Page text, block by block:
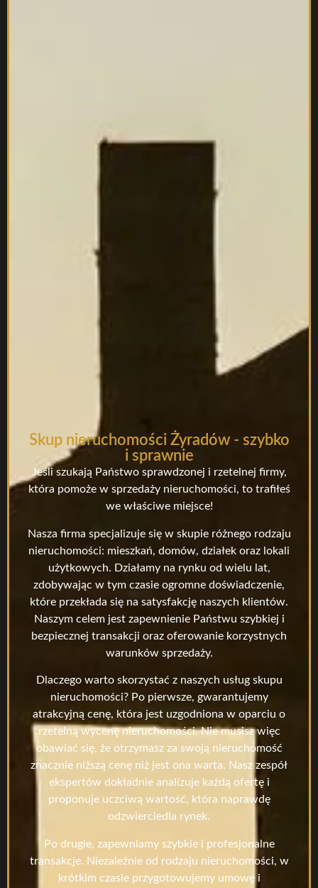
Skup nieruchomości Żyradów - szybko
i sprawnie
Jeśli szukają Państwo sprawdzonej i rzetelnej firmy,
która pomoże w sprzedaży nieruchomości, to trafiłeś
we właściwe miejsce!
Nasza firma specjalizuje się w skupie różnego rodzaju
nieruchomości: mieszkań, domów, działek oraz lokali
użytkowych. Działamy na rynku od wielu lat,
zdobywając w tym czasie ogromne doświadczenie,
które przekłada się na satysfakcję naszych klientów.
Naszym celem jest zapewnienie Państwu szybkiej i
bezpiecznej transakcji oraz oferowanie korzystnych
warunków sprzedaży.
Dlaczego warto skorzystać z naszych usług skupu
nieruchomości? Po pierwsze, gwarantujemy
atrakcyjną cenę, która jest uzgodniona w oparciu o
rzetelną wycenę nieruchomości. Nie musisz więc
obawiać się, że otrzymasz za swoją nieruchomość
znacznie niższą cenę niż jest ona warta. Nasz zespół
ekspertów dokładnie analizuje każdą ofertę i
proponuje uczciwą wartość, która naprawdę
odzwierciedla rynek.
Po drugie, zapewniamy szybkie i profesjonalne
transakcje. Niezależnie od rodzaju nieruchomości, w
krótkim czasie przygotowujemy umowę i